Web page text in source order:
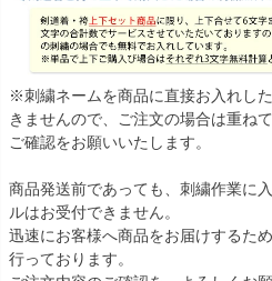
※刺繍ネームを商品に直接お入れし
きませんので、ご注文の場合は重ね
ご確認をお願いいたします。
商品発送前であっても、刺繍作業に
ルはお受付できません。
迅速にお客様へ商品をお届けするた
行っております。